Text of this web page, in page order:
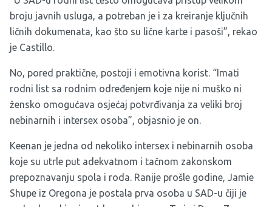
broju javnih usluga, a potreban je i za kreiranje ključnih
ličnih dokumenata, kao što su lične karte i pasoši”, rekao
je Castillo.
No, pored praktične, postoji i emotivna korist. “Imati
rodni list sa rodnim određenjem koje nije ni muško ni
žensko omogućava osjećaj potvrđivanja za veliki broj
nebinarnih i intersex osoba”, objasnio je on.
Keenan je jedna od nekoliko intersex i nebinarnih osoba
koje su utrle put adekvatnom i tačnom zakonskom
prepoznavanju spola i roda. Ranije prošle godine, Jamie
Shupe iz Oregona je postala prva osoba u SAD-u čiji je